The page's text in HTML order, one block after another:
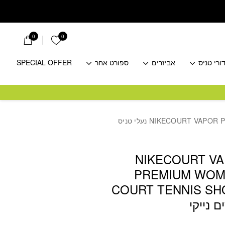
0 הרשימה שלי
0
טניס אביזרים ספורט אחר
SPECIAL OFFER
/ NIKECOURT VAPOR PRO 3 PREMIUM WOMEN’S HARD COURT TENNIS SHOES WHITE נעלי טניס
NIKECOURT
PREMIUM
COURT TENNIS
נייקי